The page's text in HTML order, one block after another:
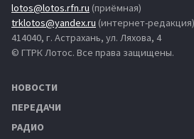
lotos@lotos.rfn.ru (приёмная)
trklotos@yandex.ru (интернет-редакция)
414040, г. Астрахань, ул. Ляхова, 4
© ГТРК Лотос. Все права защищены.
НОВОСТИ
ПЕРЕДАЧИ
РАДИО